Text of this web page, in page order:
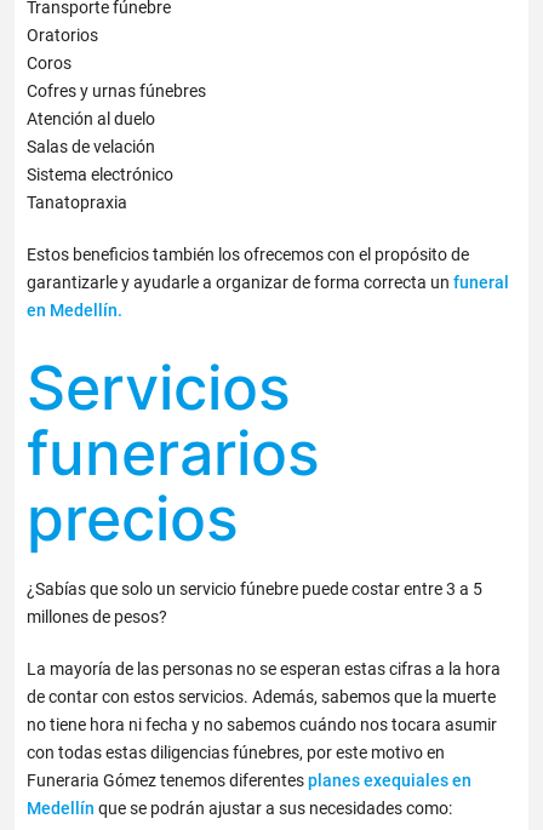
Transporte fúnebre
Oratorios
Coros
Cofres y urnas fúnebres
Atención al duelo
Salas de velación
Sistema electrónico
Tanatopraxia
Estos beneficios también los ofrecemos con el propósito de
garantizarle y ayudarle a organizar de forma correcta unfuneral
en Medellín.
Servicios
funerarios
precios
¿Sabías que solo un servicio fúnebre puede costar entre 3 a 5
millones de pesos?
La mayoría de las personas no se esperan estas cifras a la hora
de contar con estos servicios. Además, sabemos que la muerte
no tiene hora ni fecha y no sabemos cuándo nos tocara asumir
con todas estas diligencias fúnebres, por este motivo en
Funeraria Gómez tenemos diferentesplanes exequiales en
Medellín que se podrán ajustar a sus necesidades como: